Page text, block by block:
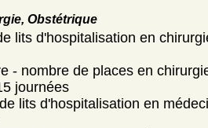
Obstétrique
lits d'hospitalisation en
- nombre de places en
journées
lits d'hospitalisation en